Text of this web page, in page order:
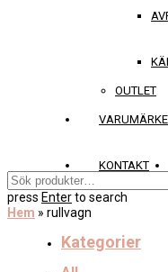
OUTLET
KONTAKT
press Enterto search
Hem » rullvagn
Kategorier